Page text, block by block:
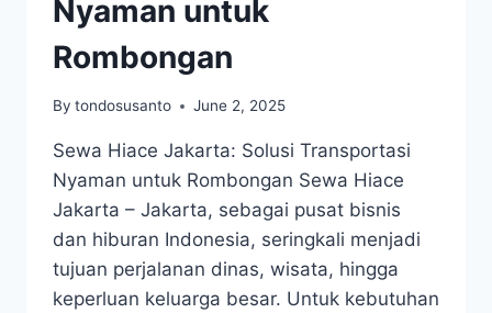
Nyaman untuk
Rombongan
By tondosusanto June 2, 2025
Sewa Hiace Jakarta: Solusi Transportasi
Nyaman untuk Rombongan Sewa Hiace
Jakarta – Jakarta, sebagai pusat bisnis
dan hiburan Indonesia, seringkali menjadi
tujuan perjalanan dinas, wisata, hingga
keperluan keluarga besar. Untuk kebutuhan